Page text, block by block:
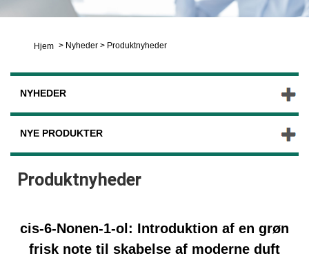
Hjem > Nyheder > Produktnyheder
NYHEDER
NYE PRODUKTER
Produktnyheder
​cis-6-Nonen-1-ol: Introduktion af en grøn
frisk note til skabelse af moderne duft